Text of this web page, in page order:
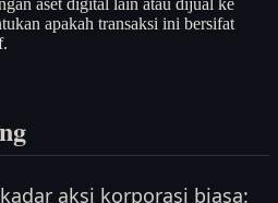
apakah transaksi ini bersifat
aksi korporasi biasa: